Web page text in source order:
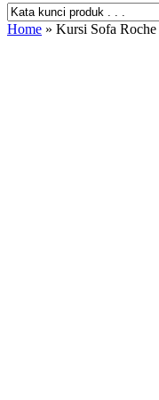
Home » Kursi Sofa Roche